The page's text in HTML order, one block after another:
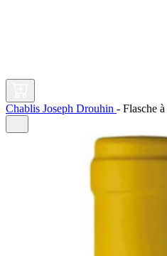
Chablis Joseph Drouhin - Flasche à